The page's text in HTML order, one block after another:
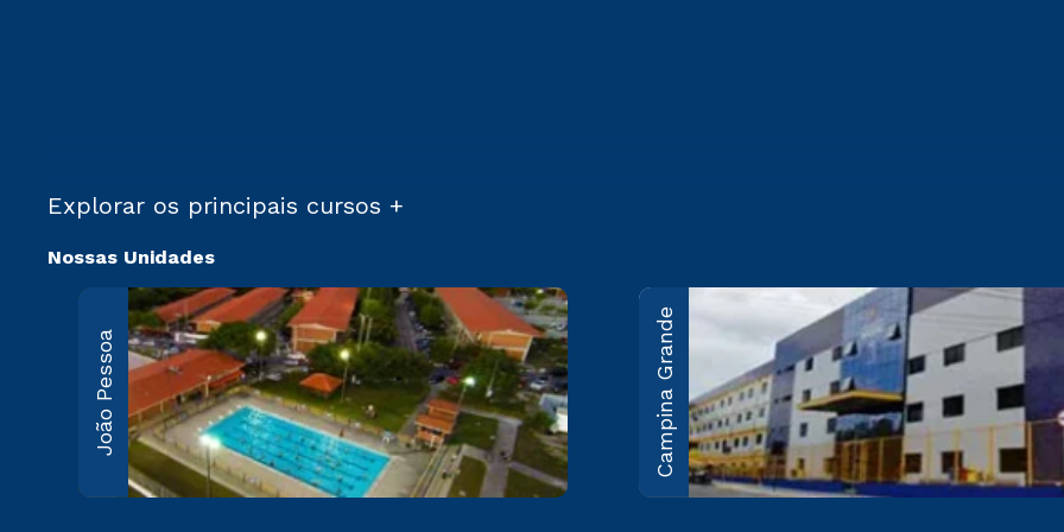
Explorar os principais cursos +
Nossas Unidades
João Pessoa
João Pessoa
Rodovia BR-230, KM 22 Água
Fria - João Pessoa/PB CEP
58053-000
Saiba mais
Campina Grande